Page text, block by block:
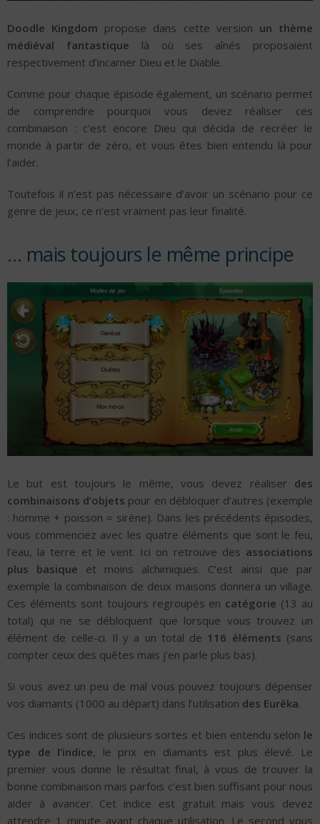
Doodle Kingdom propose dans cette version un thème
médiéval fantastique là où ses aînés proposaient
respectivement d’incarner Dieu et le Diable.
Comme pour chaque épisode également, un scénario permet
de comprendre pourquoi vous devez réaliser ces
combinaison : c’est encore Dieu qui décida de recréer le
monde à partir de zéro, et vous êtes bien entendu là pour
l’aider.
Toutefois il n’est pas nécessaire d’avoir un scénario pour ce
genre de jeux, ce n’est vraiment pas leur finalité.
… mais toujours le même principe
Le but est toujours le même, vous devez réaliser des
combinaisons d’objets pour en débloquer d’autres (exemple
: homme + poisson = sirène). Dans les précédents épisodes,
vous commenciez avec les quatre éléments que sont le feu,
l’eau, la terre et le vent. Ici on retrouve des associations
plus basique et moins alchimiques. C’est ainsi que par
exemple la combinaison de deux maisons donnera un village.
Ces éléments sont toujours regroupés en catégorie (13 au
total) qui ne se débloquent que lorsque vous trouvez un
élément de celle-ci. Il y a un total de 116 éléments (sans
compter ceux des quêtes mais j’en parle plus bas).
Si vous avez un peu de mal vous pouvez toujours dépenser
vos diamants (1000 au départ) dans l’utilisation des Eurêka.
Ces indices sont de plusieurs sortes et bien entendu selon le
type de l’indice, le prix en diamants est plus élevé. Le
premier vous donne le résultat final, à vous de trouver la
bonne combinaison mais parfois c’est bien suffisant pour nous
aider à avancer. Cet indice est gratuit mais vous devez
attendre 1 minute avant chaque utilisation. Le second vous